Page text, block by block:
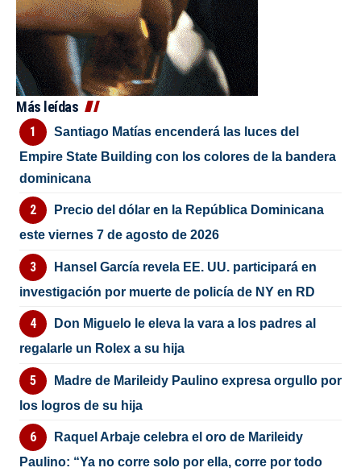
Más leídas
Santiago Matías encenderá las luces del
Empire State Building con los colores de la bandera
dominicana
Precio del dólar en la República Dominicana
este viernes 7 de agosto de 2026
Hansel García revela EE. UU. participará en
investigación por muerte de policía de NY en RD
Don Miguelo le eleva la vara a los padres al
regalarle un Rolex a su hija
Madre de Marileidy Paulino expresa orgullo por
los logros de su hija
Raquel Arbaje celebra el oro de Marileidy
Paulino: “Ya no corre solo por ella, corre por todo